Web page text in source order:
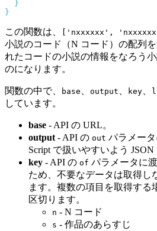
この関数は、 ['nxxxxxx',
小説のコード（N コード）の配列
れたコードの小説の情報をなろう
のになります。
関数の中で、 base output key
しています。
base - API の URL。
output - API の out パラメータ
Script で扱いやすいよう JSON
key - API の of パラメータに
ため、不要なデータは取得し
ます。複数の項目を取得する
区切ります。
n - N コード
s - 作品のあらすじ